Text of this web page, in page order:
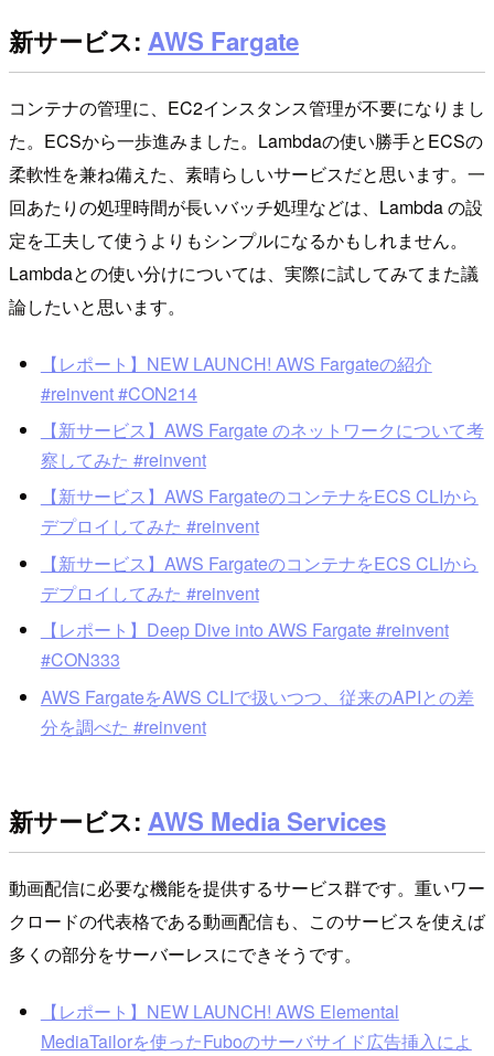
新サービス: AWS Fargate
コンテナの管理に、EC2インスタンス管理が不要になりまし
た。ECSから一歩進みました。Lambdaの使い勝手とECSの
柔軟性を兼ね備えた、素晴らしいサービスだと思います。一
回あたりの処理時間が長いバッチ処理などは、Lambda の設
定を工夫して使うよりもシンプルになるかもしれません。
Lambdaとの使い分けについては、実際に試してみてまた議
論したいと思います。
【レポート】NEW LAUNCH! AWS Fargateの紹介
#reinvent #CON214
【新サービス】AWS Fargate のネットワークについて考
察してみた #reinvent
【新サービス】AWS FargateのコンテナをECS CLIから
デプロイしてみた #reinvent
【新サービス】AWS FargateのコンテナをECS CLIから
デプロイしてみた #reinvent
【レポート】Deep Dive into AWS Fargate #reinvent
#CON333
AWS FargateをAWS CLIで扱いつつ、従来のAPIとの差
分を調べた #reinvent
新サービス: AWS Media Services
動画配信に必要な機能を提供するサービス群です。重いワー
クロードの代表格である動画配信も、このサービスを使えば
多くの部分をサーバーレスにできそうです。
【レポート】NEW LAUNCH! AWS Elemental
MediaTailorを使ったFuboのサーバサイド広告挿入によ